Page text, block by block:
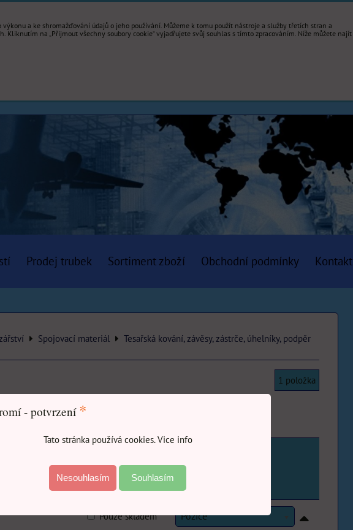
Prodej trubek Sortiment zboží Obchodní podmínky Kontakt
Spojovací materiál
Tesařská kování, závěsy, zástrče, úhelníky, podpěr
1 položka
Pozice
Pouze skladem
a ke shromažďování údajů o jeho používání. Můžeme k tomu použít nástroje a služby třetích stran a
Kliknutím na „Přijmout všechny soubory cookie“ vyjadřujete svůj souhlas s tímto zpracováním. Níže můžete najít
- potvrzení*
Tato stránka používá cookies. Vice info
Nesouhlasím Souhlasím